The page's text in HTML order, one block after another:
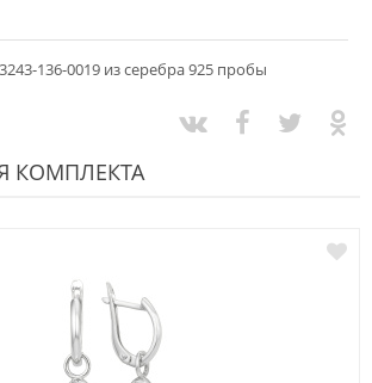
136-0019 из серебра 925 пробы
КОМПЛЕКТА